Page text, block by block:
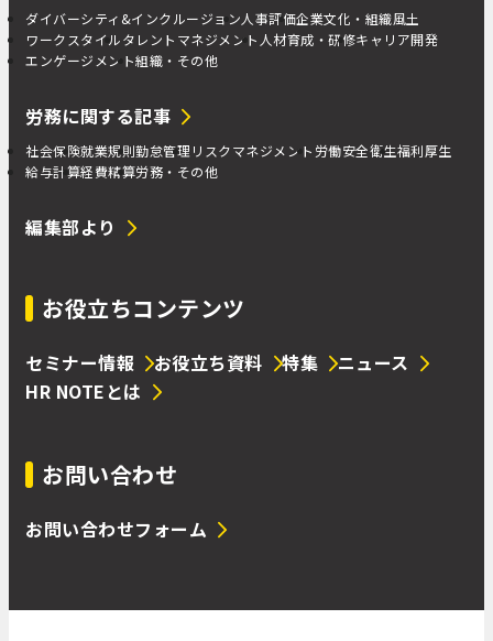
ダイバーシティ&インクルージョン人事評価企業文化・組織風土
ワークスタイルタレントマネジメント 人材育成・研修キャリア開発
エンゲージメント組織・その他
労務に関する記事
社会保険就業規則勤怠管理 リスクマネジメント 労働安全衛生福利厚生
給与計算経費精算労務・その他
編集部より
お役立ちコンテンツ
セミナー情報 お役立ち資料 特集
ニュース
HR NOTEとは
お問い合わせ
お問い合わせフォーム